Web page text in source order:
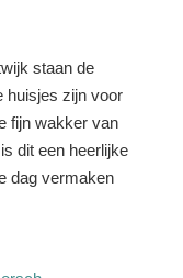
staan de
huisjes zijn voor
fijn wakker van
dit een heerlijke
dag vermaken